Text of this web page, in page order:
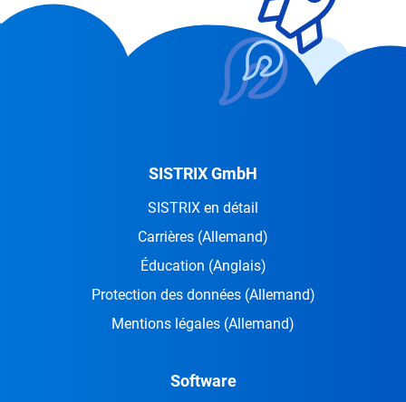
SISTRIX GmbH
SISTRIX en détail
Carrières (Allemand)
Éducation (Anglais)
Protection des données (Allemand)
Mentions légales (Allemand)
Software